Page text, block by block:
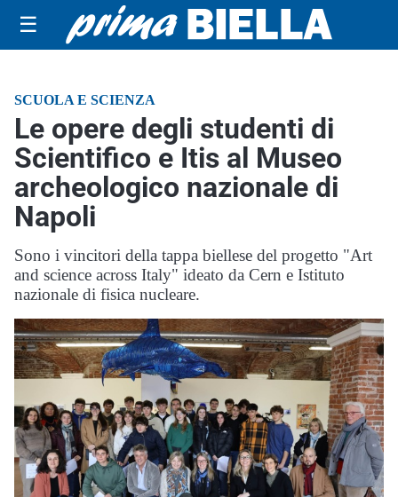
☰
SCUOLA E SCIENZA
Le opere degli studenti di
Scientifico e Itis al Museo
archeologico nazionale di
Napoli
Sono i vincitori della tappa biellese del progetto "Art
and science across Italy" ideato da Cern e Istituto
nazionale di fisica nucleare.